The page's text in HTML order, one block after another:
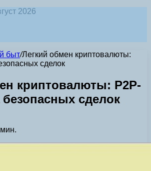
2026
быт/Легкий обмен криптовалюты:
сделок
криптовалюты: P2P-
сделок